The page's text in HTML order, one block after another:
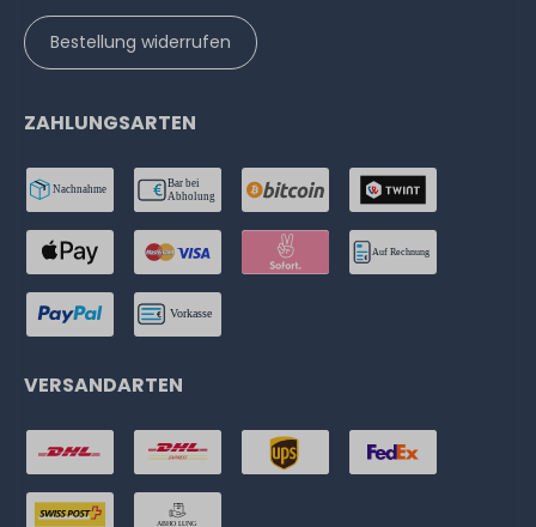
Bestellung widerrufen
ZAHLUNGSARTEN
VERSANDARTEN